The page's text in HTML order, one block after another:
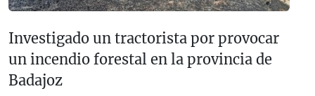
Investigado un tractorista por provocar
un incendio forestal en la provincia de
Badajoz